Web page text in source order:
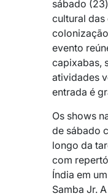
sábado
cultural das
evento
capixabas,
atividades
entrada é
Os shows
de sábado
longo da
com
Índia em
Samba Jr.